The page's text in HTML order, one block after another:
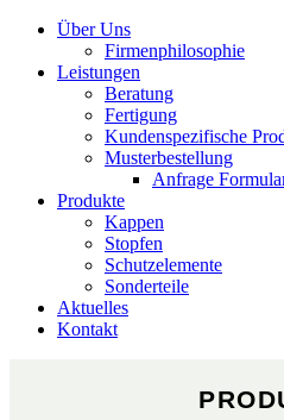
Über Uns
Firmenphilosophie
Leistungen
Beratung
Fertigung
Kundenspezifische
Musterbestellung
Anfrage
Produkte
Kappen
Stopfen
Schutzelemente
Sonderteile
Aktuelles
Kontakt